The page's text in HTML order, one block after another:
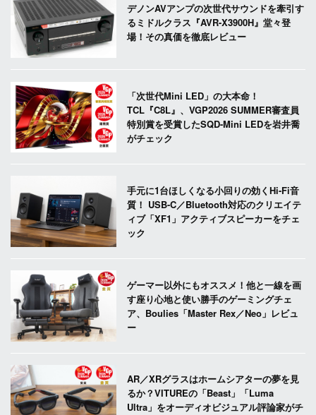
デノンAVアンプの次世代サウンドを牽引す
るミドルクラス『AVR-X3900H』堂々登
場！その真価を徹底レビュー
「次世代Mini LED」の大本命！
TCL『C8L』、VGP2026 SUMMER審査員
特別賞を受賞したSQD-Mini LEDを岩井喬
がチェック
手元に1台ほしくなる小回りの効くHi-Fi音
質！ USB-C／Bluetooth対応のクリエイテ
ィブ「XF1」アクティブスピーカーをチェ
ック
ゲーマー以外にもオススメ！他と一線を画
す座り心地と使い勝手のゲーミングチェ
ア、Boulies「Master Rex／Neo」レビュ
ー
AR／XRグラスはホームシアターの夢を見
るか？VITUREの「Beast」「Luma
Ultra」をオーディオビジュアル評論家がチ